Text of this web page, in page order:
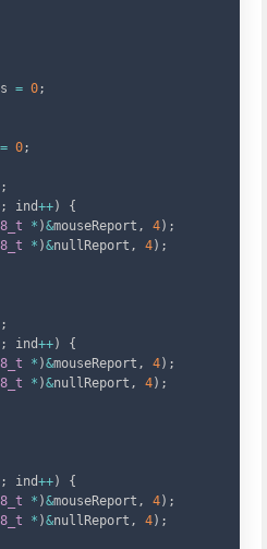
= 0;
= 0;
;
; ind++)
{
* )&mouseReport , 4) ;
* )&nullReport , 4) ;
;
; ind++)
{
* )&mouseReport , 4) ;
* )&nullReport , 4) ;
; ind++)
{
* )&mouseReport , 4) ;
* )&nullReport , 4) ;